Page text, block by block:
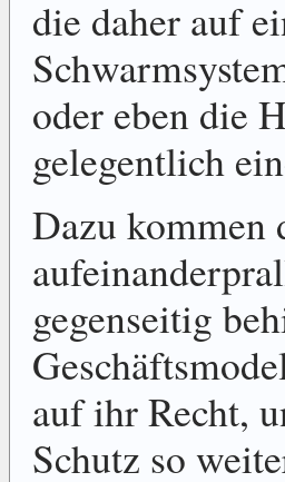
die daher auf
oder eben die
gelegentlich
Dazu kommen
gegenseitig
auf ihr Recht,
Schutz so